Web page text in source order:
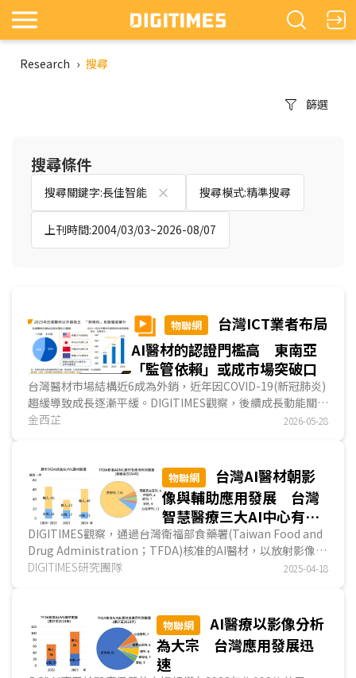
Research › 搜尋
篩選
搜尋條件
搜尋關鍵字:長佳智能 搜尋模式:精準搜尋
上刊時間:2004/03/03~2026-08/07
物聯網
台灣ICT業者布局
AI醫材的認證門檻高 東南亞
「監管依賴」或成市場突破口
台灣醫材市場結構近6成為外銷，近年因COVID-19(新冠肺炎)
趨緩導致成長逐漸平緩。DIGITIMES觀察，後續成長動能關鍵
在於從傳統醫材製造，轉向AI/ML產品加值。由於大型醫療設
助應用。整體而言，台灣AI/ML醫材的機會在於軟體加值與臨
床流程整合；挑戰則在於醫材認證週期長，後續發展策略應以
成熟市場取證建立基礎，透過東南亞醫材監管依賴機制，將單
一產品認證，延伸為多國市場效益。...
金西芷 2026-05-28
物聯網
台灣AI醫材朝影
像與輔助應用發展 台灣
智慧醫療三大AI中心有助
提升落地速度與產業規模
DIGITIMES觀察，通過台灣衛福部食藥署(Taiwan Food and
Drug Administration；TFDA)核准的AI醫材，以放射影像應
用為大宗，技術類型以深度學習為核心，產品定位多...
DIGITIMES研究團隊 2025-04-18
物聯網
AI醫療以影像分析
為大宗 台灣應用發展迅
速